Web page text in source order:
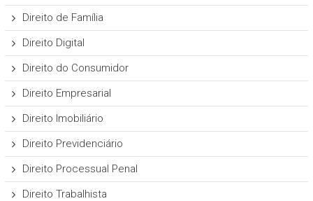
Direito de Família
Direito Digital
Direito do Consumidor
Direito Empresarial
Direito Imobiliário
Direito Previdenciário
Direito Processual Penal
Direito Trabalhista